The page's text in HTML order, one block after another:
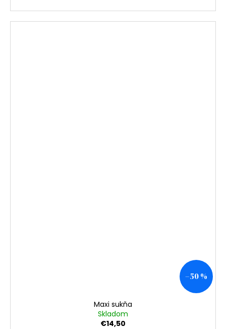
–50 %
Maxi sukňa
Skladom
€14,50